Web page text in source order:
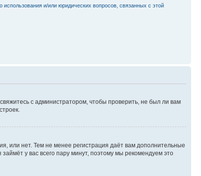
использования и/или юридических вопросов, связанных с этой
с администратором, чтобы проверить, не был ли вам
или нет. Тем не менее регистрация даёт вам дополнительные
у вас всего пару минут, поэтому мы рекомендуем это